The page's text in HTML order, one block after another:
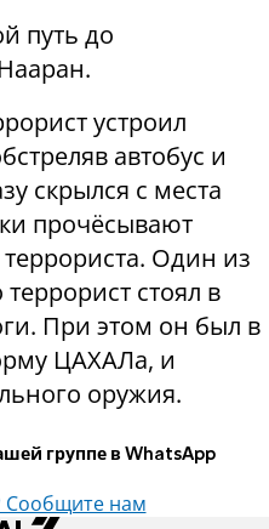
путь до
устроил
автобус и
скрылся с места
прочёсывают
Один из
стоял в
При этом он был в
ЦАХАЛа, и
оружия.
группе в WhatsApp
Сообщите нам